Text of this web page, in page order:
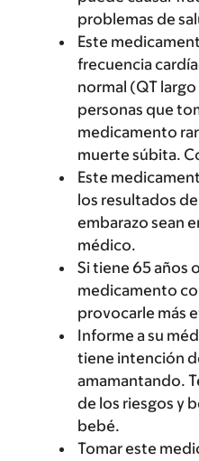
problemas de
Este
frecuencia
normal (QT largo
personas que
medicamento
muerte súbita.
Este
los resultados
embarazo sean
médico.
Si tiene 65 años
medicamento
provocarle más
Informe a su
tiene intención
amamantando.
de los riesgos y
bebé.
Tomar este